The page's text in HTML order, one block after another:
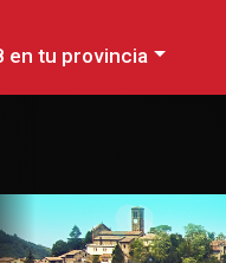
en tu provincia